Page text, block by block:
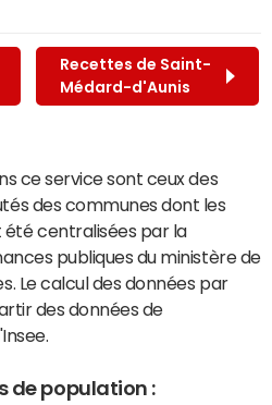
Recettes de Saint-
Médard-d'Aunis
ce service sont ceux des
des communes dont les
centralisées par la
publiques du ministère de
Le calcul des données par
des données de
de population :